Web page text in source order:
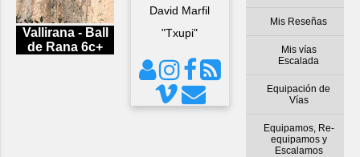
Mis Reseñas
Mis vías
Escalada
Equipación de
Vías
Equipamos, Re-
equipamos y
Escalamos
Vallirana - Ball
de Rana 6c+
David Marfil
"Txupi"